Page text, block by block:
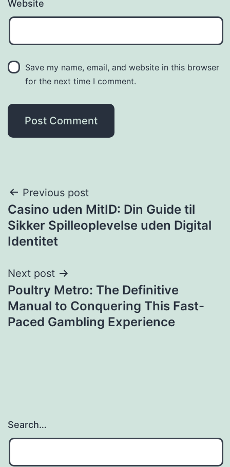
Website
Save my name, email, and website in this browser
for the next time I comment.
Previous post
Casino uden MitID: Din Guide til
Sikker Spilleoplevelse uden Digital
Identitet
Next post
Poultry Metro: The Definitive
Manual to Conquering This Fast-
Paced Gambling Experience
Search…